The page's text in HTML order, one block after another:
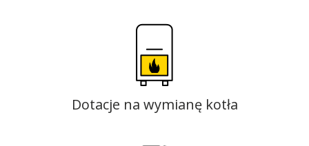
Dotacje na wymianę kotła